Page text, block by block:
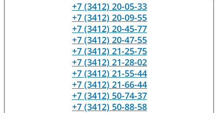
+7 (3412) 20-05-33
+7 (3412) 20-09-55
+7 (3412) 20-45-77
+7 (3412) 20-47-55
+7 (3412) 21-25-75
+7 (3412) 21-28-02
+7 (3412) 21-55-44
+7 (3412) 21-66-44
+7 (3412) 50-74-37
+7 (3412) 50-88-58